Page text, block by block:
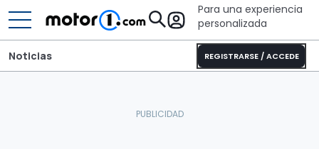
Para una experiencia
personalizada
REGISTRARSE / ACCEDE
Noticias